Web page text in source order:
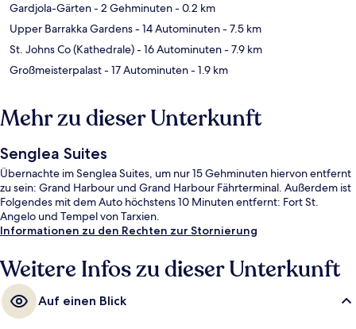
Gardjola-Gärten- 2 Gehminuten- 0.2 km
Upper Barrakka Gardens- 14 Autominuten- 7.5 km
St. Johns Co (Kathedrale)- 16 Autominuten- 7.9 km
Großmeisterpalast- 17 Autominuten- 1.9 km
Mehr zu dieser Unterkunft
Senglea Suites
Übernachte im Senglea Suites, um nur 15 Gehminuten hiervon entfernt
zu sein: Grand Harbour und Grand Harbour Fährterminal. Außerdem ist
Folgendes mit dem Auto höchstens 10 Minuten entfernt: Fort St.
Angelo und Tempel von Tarxien.
Informationen zu den Rechten zur Stornierung
Weitere Infos zu dieser Unterkunft
Auf einen Blick